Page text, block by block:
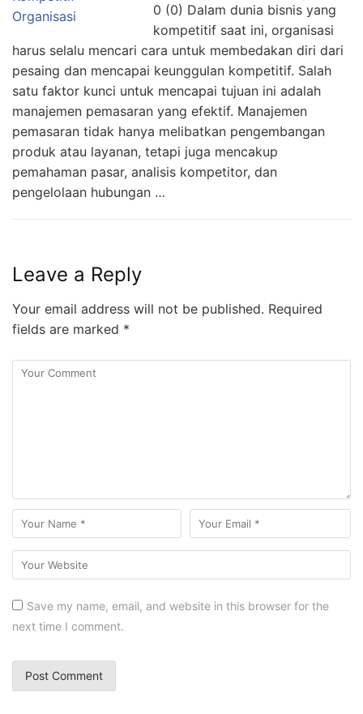
0 (0) Dalam dunia bisnis yang
kompetitif saat ini, organisasi
harus selalu mencari cara untuk membedakan diri dari
pesaing dan mencapai keunggulan kompetitif. Salah
satu faktor kunci untuk mencapai tujuan ini adalah
manajemen pemasaran yang efektif. Manajemen
pemasaran tidak hanya melibatkan pengembangan
produk atau layanan, tetapi juga mencakup
pemahaman pasar, analisis kompetitor, dan
pengelolaan hubungan …
Leave a Reply
Your email address will not be published. Required
fields are marked *
Save my name, email, and website in this browser for the
next time I comment.